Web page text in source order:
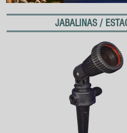
JABALINAS /